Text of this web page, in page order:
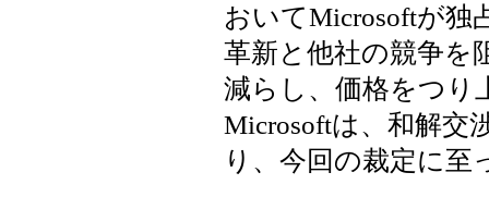
おいてMicrosoftが独
革新と他社の競争を
減らし、価格をつり
Microsoftは、和解交
り、今回の裁定に至